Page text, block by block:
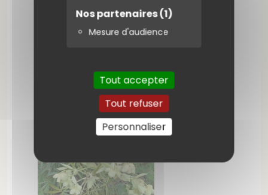
Nos partenaires(1)
Mesure d'audience
Tout accepter
Tout refuser
Personnaliser